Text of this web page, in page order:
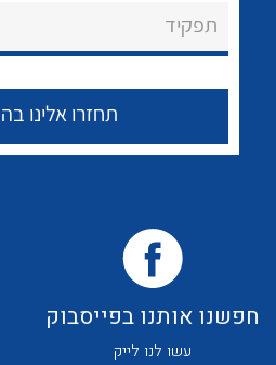
צור קשר
תפקיד
חפשנו אותנו בפייסבוק
עשו לנו לייק